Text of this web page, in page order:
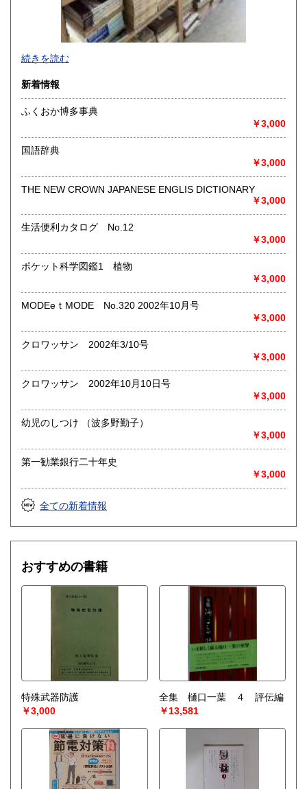
-
沿線名：-
最寄駅：-
営業時間：-
定休日：-
書籍の買取について
取り扱い分野
語国文、外国文学、古典籍、近代文献、趣味、外国書、サブ
カルチャー、古書一般（その他）
続きを読む
新着情報
ふくおか博多事典
￥3,000
国語辞典
￥3,000
THE NEW CROWN JAPANESE ENGLIS DICTIONARY
￥3,000
生活便利カタログ No.12
￥3,000
ポケット科学図鑑1 植物
￥3,000
MODEeｔMODE No.320 2002年10月号
￥3,000
クロワッサン 2002年3/10号
￥3,000
クロワッサン 2002年10月10日号
￥3,000
幼児のしつけ （波多野勤子）
￥3,000
第一勧業銀行二十年史
￥3,000
全ての新着情報
おすすめの書籍
特殊武器防護
￥3,000
全集 樋口一葉 ４ 評伝編
￥13,581